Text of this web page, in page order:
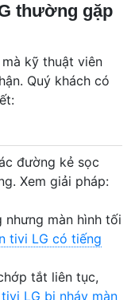
thường gặp
kỹ thuật viên
Quý khách có
đường kẻ sọc
Xem giải pháp:
màn hình tối
tivi LG có tiếng
tắt liên tục,
LG bị nháy màn